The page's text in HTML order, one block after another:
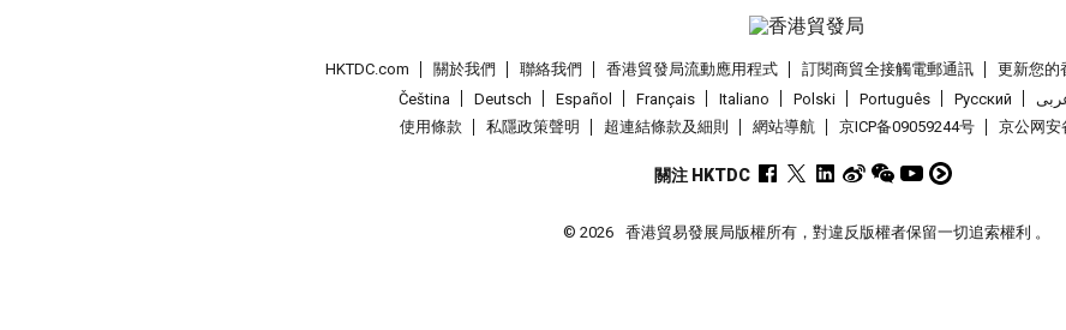
HKTDC.com 關於我們 聯絡我們 香港貿發局流動應用程式 訂閱商貿全接觸電郵通訊 更新您的
Čeština
Deutsch Español Français Italiano Polski Português Pусский
使用條款
私隱政策聲明 超連結條款及細則 網站導航 京ICP备09059244号 京公网安
關注 HKTDC
© 2026 香港貿易發展局版權所有，對違反版權者保留一切追索權利 。